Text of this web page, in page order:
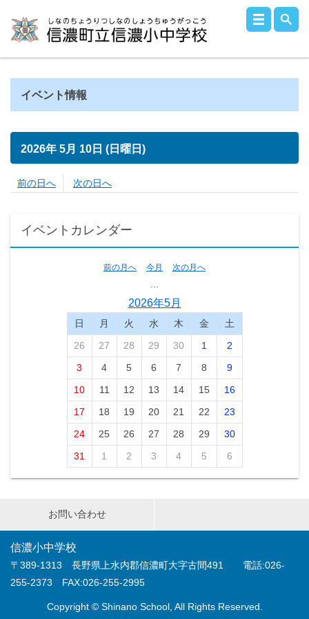
イベント情報
2026年 5月 10日 (日曜日)
前の日へ 次の日へ
イベントカレンダー
前の月へ 今月 次の月へ
2026年5月
日 月 火 水 木 金
土
26
27 28 29 30 1
2
3
4 5 6 7 8
9
10
11 12 13 14 15
16
17
18 19 20 21 22
23
24
25 26 27 28 29
30
31
1 2 3 4 5 6
お問い合わせ
信濃小中学校
〒389-1313 長野県上水内郡信濃町大字古間491 電話:026-
255-2373 FAX:026-255-2995
Copyright © Shinano School, All Rights Reserved.